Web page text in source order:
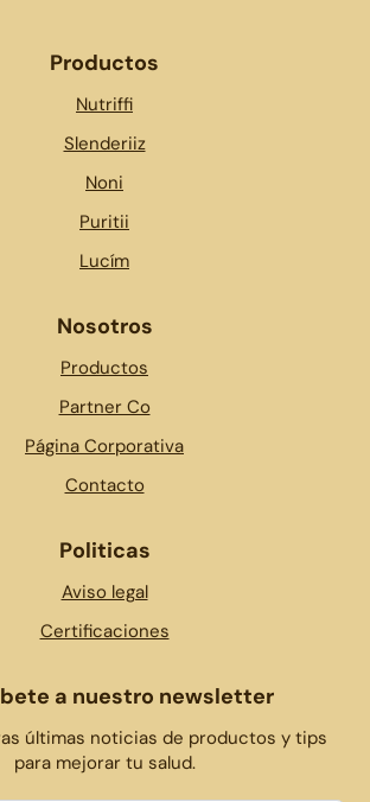
Productos
Nutriffi
Slenderiiz
Noni
Puritii
Lucím
Nosotros
Productos
Partner Co
Página Corporativa
Contacto
Politicas
Aviso legal
Certificaciones
a nuestro newsletter
últimas noticias de productos y tips
para mejorar tu salud.